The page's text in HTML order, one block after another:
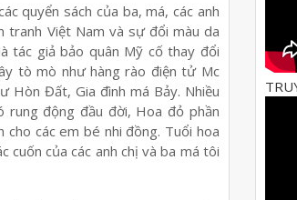
quyển sách của ba, má, các anh
tranh Việt Nam và sựđổi màu da
tác giả bảo quân Mỹ cốthay đổi
tò mò nhưhàng rào điện tửMc
ưHòn Đất, Gia đình má Bảy. Nhiều
rung động đầu đời, Hoa đỏ phần
cho các em bé nhi đồng. Tuổi hoa
cuốn của các anh chị và ba má tôi